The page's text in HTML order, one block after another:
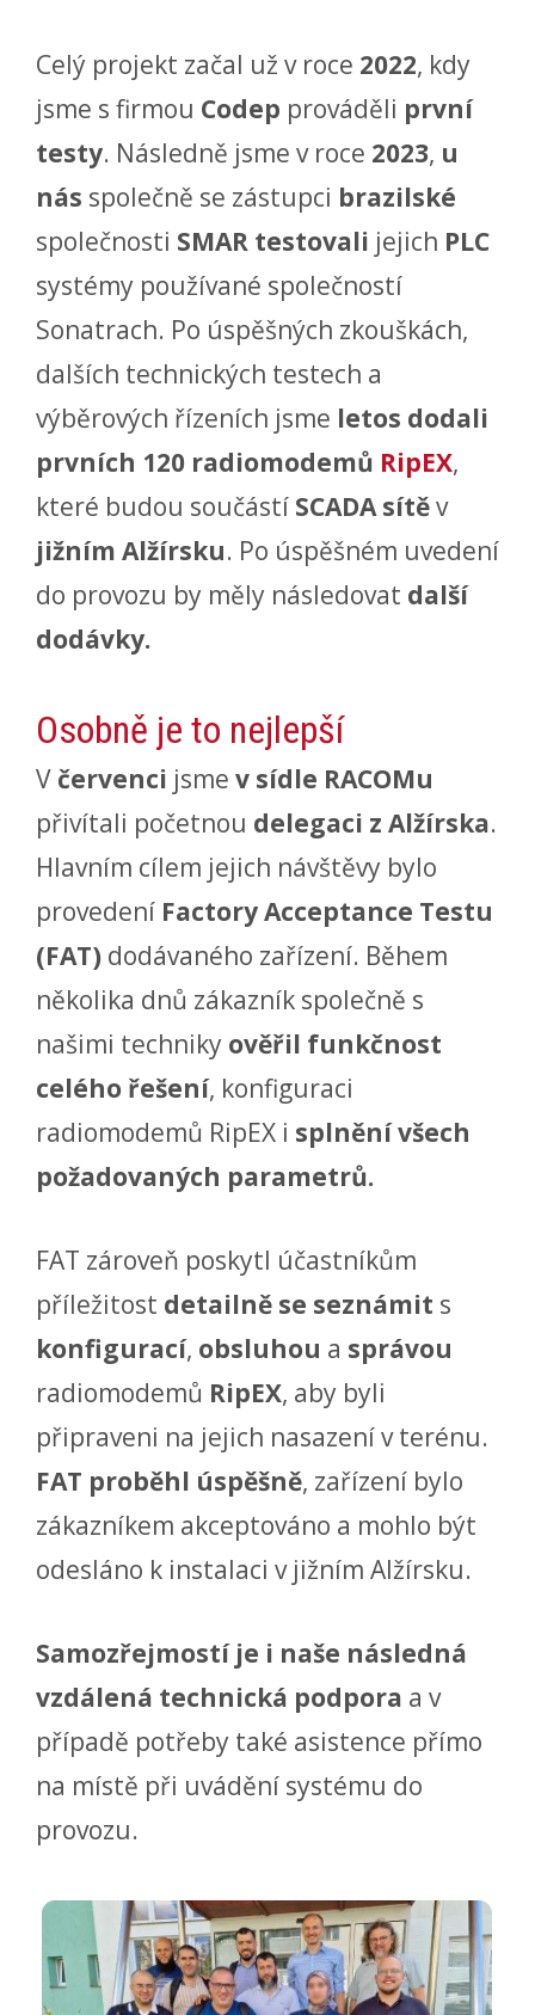
Celý projekt začal už v roce 2022, kdy
jsme s firmou Codep prováděli první
testy. Následně jsme v roce 2023, u
nás společně se zástupci brazilské
společnosti SMAR testovali jejich PLC
systémy používané společností
Sonatrach. Po úspěšných zkouškách,
dalších technických testech a
výběrových řízeních jsme letos dodali
prvních 120 radiomodemů RipEX,
které budou součástí SCADA sítěv
jižním Alžírsku. Po úspěšném uvedení
do provozu by měly následovat další
dodávky.
Osobně je to nejlepší
V červenci jsme v sídle RACOMu
přivítali početnou delegaci z Alžírska.
Hlavním cílem jejich návštěvy bylo
provedení Factory Acceptance Testu
(FAT) dodávaného zařízení. Během
několika dnů zákazník společně s
našimi techniky ověřil funkčnost
celého řešení, konfiguraci
radiomodemů RipEX i splnění všech
požadovaných parametrů.
FAT zároveň poskytl účastníkům
příležitost detailně se seznámit s
konfigurací, obsluhou a správou
radiomodemů RipEX, aby byli
připraveni na jejich nasazení v terénu.
FAT proběhl úspěšně, zařízení bylo
zákazníkem akceptováno a mohlo být
odesláno k instalaci v jižním Alžírsku.
Samozřejmostí je i naše následná
vzdálená technická podpora a v
případě potřeby také asistence přímo
na místě při uvádění systému do
provozu.